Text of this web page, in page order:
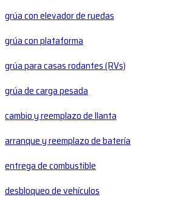
grúa con elevador de ruedas
grúa con plataforma
grúa para casas rodantes (RVs)
grúa de carga pesada
cambio y reemplazo de llanta
arranque y reemplazo de batería
entrega de combustible
desbloqueo de vehículos